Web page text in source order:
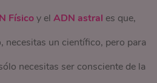
Físicoy elADN astral es que,
necesitas un científico, pero para
necesitas ser consciente de la
y nuestra comunicación.
casa de los escritos, los estudios
También es la casa de
Se desempeñan muy bien en
comunidad. En la astrología
el gobernante. En los
los inicios.